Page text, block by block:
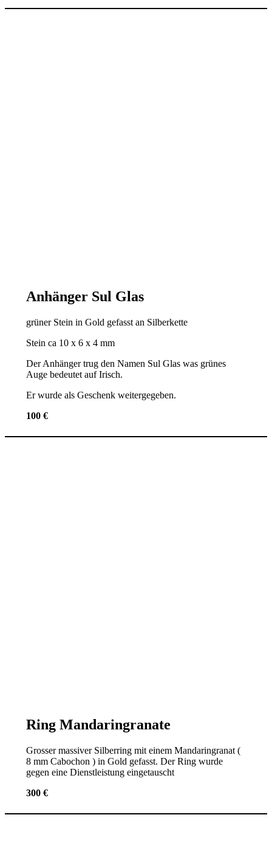
Anhänger Sul Glas
grüner Stein in Gold gefasst an Silberkette
Stein ca 10 x 6 x 4 mm
Der Anhänger trug den Namen Sul Glas was grünes
Auge bedeutet auf Irisch.
Er wurde als Geschenk weitergegeben.
100 €
Ring Mandaringranate
Grosser massiver Silberring mit einem Mandaringranat (
8 mm Cabochon ) in Gold gefasst. Der Ring wurde
gegen eine Dienstleistung eingetauscht
300 €